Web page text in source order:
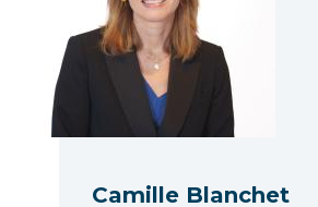
Camille Blanchet